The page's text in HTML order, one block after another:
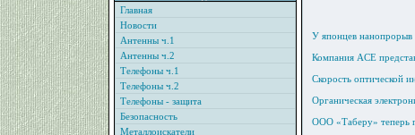
Главная
Новости
Антенны ч.1
Антенны ч.2
Телефоны ч.1
Телефоны ч.2
Телефоны - защита
Безопасность
Металлоискатели
У японцев нанопрорыв
Компания ACE
Скорость оптической
Органическая
ООО «Таберу» теперь